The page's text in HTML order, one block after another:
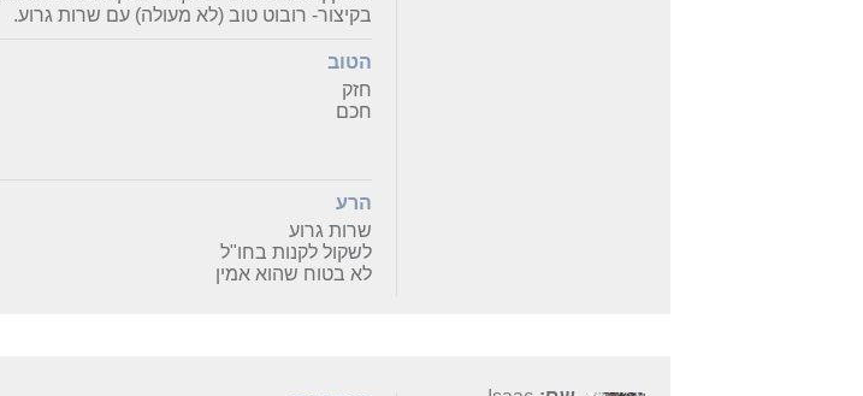
בקיצור- רובוט טוב (לא מעולה) עם שרות גרוע.
הטוב
חזק
חכם
הרע
שרות גרוע
לשקול לקנות בחו"ל
לא בטוח שהוא אמין